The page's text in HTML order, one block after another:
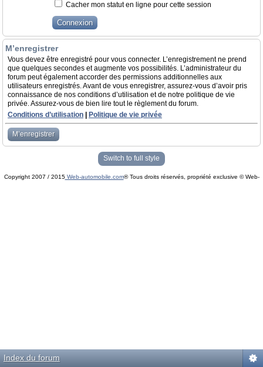
Cacher mon statut en ligne pour cette session
M’enregistrer
Vous devez être enregistré pour vous connecter. L’enregistrement ne prend
que quelques secondes et augmente vos possibilités. L’administrateur du
forum peut également accorder des permissions additionnelles aux
utilisateurs enregistrés. Avant de vous enregistrer, assurez-vous d’avoir pris
connaissance de nos conditions d’utilisation et de notre politique de vie
privée. Assurez-vous de bien lire tout le règlement du forum.
Conditions d’utilisation
Politique de vie privée
M’enregistrer
Switch to full style
Copyright 2007 / 2015Web-automobile.com® Tous droits réservés, propriété exclusive © Web-
Index du forum